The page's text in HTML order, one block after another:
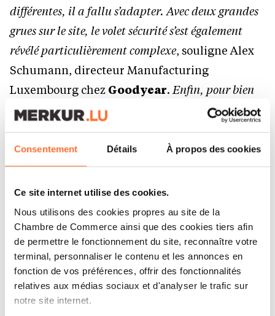
Consentement Détails À propos des cookies
Ce site internet utilise des cookies.
Nous utilisons des cookies propres au site de la
Chambre de Commerce ainsi que des cookies tiers afin
de permettre le fonctionnement du site, reconnaître votre
terminal, personnaliser le contenu et les annonces en
fonction de vos préférences, offrir des fonctionnalités
relatives aux médias sociaux et d'analyser le trafic sur
notre site internet.
différentes, il a fallu s’adapter. Avec deux grandes
grues sur le site, le volet sécurité s’est également
révélé particulièrement complexe, souligne Alex
Schumann, directeur Manufacturing
Luxembourg chez Goodyear. Enfin, pour bien
mesurer l’ampleur de ce projet, notons que cette
installation a nécessité 350 km de câbles.»
Monumental, ce dispositif de production solaire
ne constitue pas une première. À Colmar-Berg,
le géant américain des pneumatiques s’inscrit
dans la roue duphotovoltaïquedepuis 2021.
Cette année-là, l’industriel a mis en service une
première série depanneaux solaires
déployés à grande échelle; un carport
photovoltaïque sur son terrain d’essai et une